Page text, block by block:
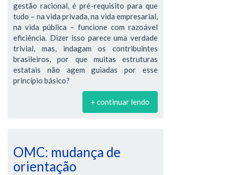
gestão racional, é pré-requisito para que
tudo – na vida privada, na vida empresarial,
na vida pública – funcione com razoável
eficiência. Dizer isso parece uma verdade
trivial, mas, indagam os contribuintes
brasileiros, por que muitas estruturas
estatais não agem guiadas por esse
princípio básico?
+ continuar lendo
OMC: mudança de
orientação